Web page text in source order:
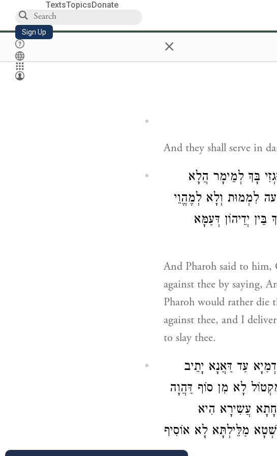
TextsTopicsDonate
Sign Up ×
And they shall serve in
בָּךְ לְמֵימָר הֲלָא
לִמְמוּת וְלָא לְמֶהֱוֵי
יְדֵיהוֹן דְּעַמָּא
And Pharoh said to him,
against thee by saying,
Pharoh would rather die
against thee, and I
to slay thee.
עַד דַּאֲנָא יָתֵיב
לָא מִן סוֹף דַּהֲוָה
עֲשִירָא הִיא
מַלֵּילְתָּא לָא אוֹסִיף